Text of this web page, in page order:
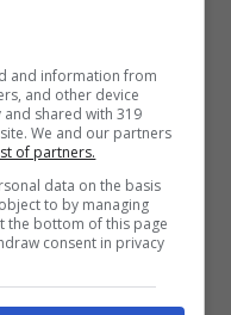
and information from
and other device
shared with 319
We and our partners
of partners.
data on the basis
to by managing
the bottom of this page
consent in privacy